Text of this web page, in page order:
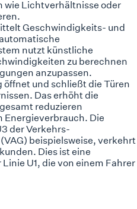
wie Lichtverhältnisse oder
Geschwindigkeits- und
nutzt künstliche
zu berechnen
anzupassen.
und schließt die Türen
Das erhöht die
reduzieren
Energieverbrauch. Die
derVerkehrs-
beispielsweise, verkehrt
Dies ist eine
U1, die von einem Fahrer